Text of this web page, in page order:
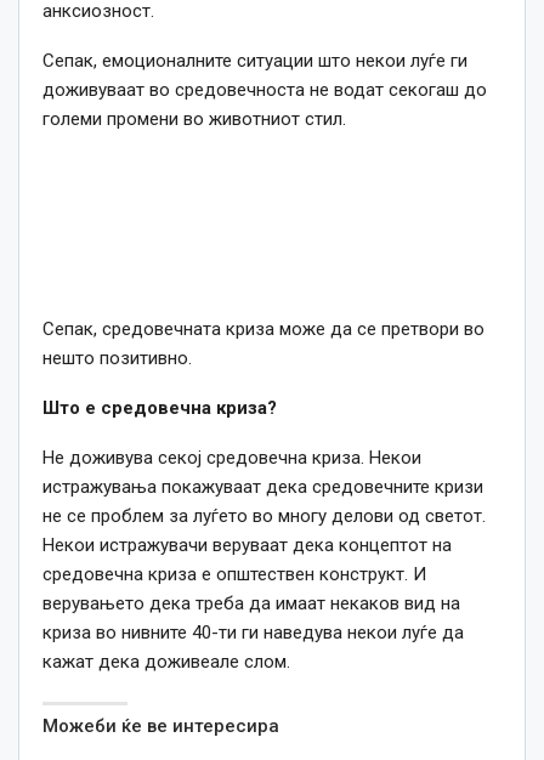
анксиозност.
Сепак, емоционалните ситуации што некои луѓе ги
доживуваат во средовечноста не водат секогаш до
големи промени во животниот стил.
Сепак, средовечната криза може да се претвори во
нешто позитивно.
Што е средовечна криза?
Не доживува секој средовечна криза. Некои
истражувања покажуваат дека средовечните кризи
не се проблем за луѓето во многу делови од светот.
Некои истражувачи веруваат дека концептот на
средовечна криза е општествен конструкт. И
верувањето дека треба да имаат некаков вид на
криза во нивните 40-ти ги наведува некои луѓе да
кажат дека доживеале слом.
Можеби ќе ве интересира